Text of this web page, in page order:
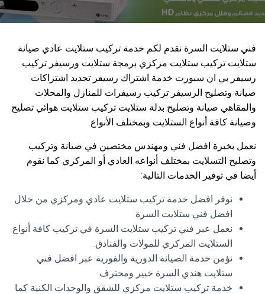
فني ستلايت السرة نقدم لكم خدمة تركيب ستلايت عادي صيانة
ستلايت تركيب ستلايت مركزي برمجة ستلايت ورسيفر تركيب
رسيفر بي ان سبورت خدمة اشتراك رسيفر تجديد اشتراكات
صيانة وتصليح الرسيفر تركيب رسيفرات للمنازل والمحلات
والمقاهي صيانة وتصليح بدلة ستلايت تركيب ستلايت هوائي تصليح
وصيانة كافة أنواع الستلايت وبمختلف الأنواع
نعمل بخبرة افضل فني ومهندس مختصين في صيانة وتركيب
وتصليح التسلايت بمختلف أنواعه العادي أو المركزي كما نقوم
أيضا في توفير الخدمات التالية:
نوفر افضل خدمة تركيب ستلايت عادي ومركزي من خلال
افضل فني ستلايت السرة
نعمل عبر فني تركيب ستلايت السرة في تركيب كافة أنواع
الستلايت المركزي للمولات والفنادق.
نؤمن خدمة الصيانة الدورية والفورية عبر افضل فني
ستلايت هندي السرة خبير ومحترف
خدمة تركيب ستلايت مركزي للشقق والوحدات الكنية كما